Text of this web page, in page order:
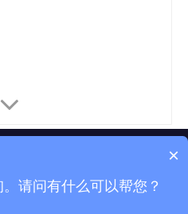
×
请问有什么可以帮您？